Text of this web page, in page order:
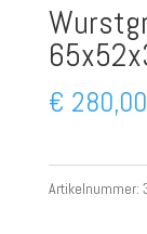
€ 280,00
Artikelnummer: